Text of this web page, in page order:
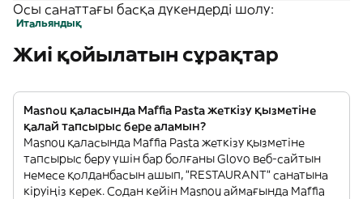
Осы санаттағы басқа дүкендерді шолу:
Итальяндық
Жиі қойылатын сұрақтар
Masnou қаласында Maffia Pasta жеткізу қызметіне
қалай тапсырыс бере аламын?
Masnou қаласында Maffia Pasta жеткізу қызметіне
тапсырыс беру үшін бар болғаны Glovo веб-сайтын
немесе қолданбасын ашып, "RESTAURANT" санатына
кіруіңіз керек. Содан кейін Masnou аймағында Maffia